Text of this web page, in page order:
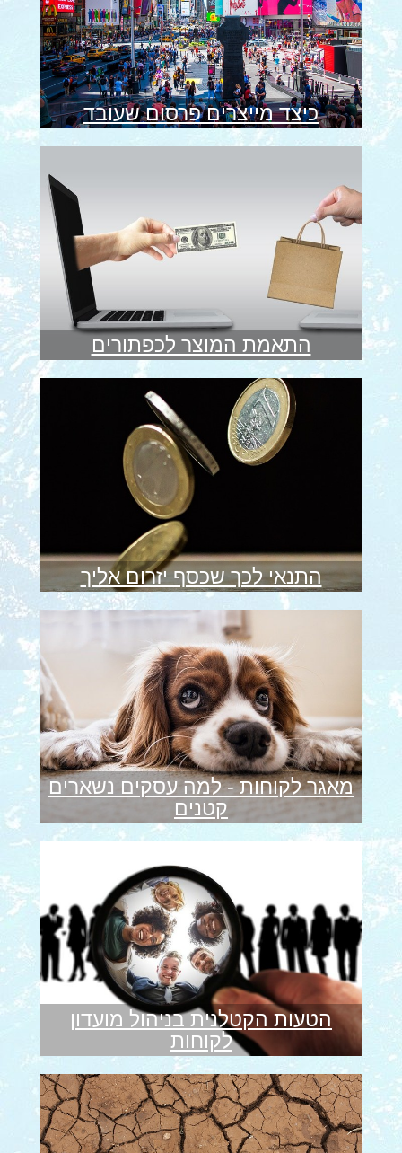
כיצד מייצרים פרסום שעובד
התאמת המוצר לכפתורים
התנאי לכך שכסף יזרום אליך
מאגר לקוחות - למה עסקים נשארים
קטנים
הטעות הקטלנית בניהול מועדון
לקוחות